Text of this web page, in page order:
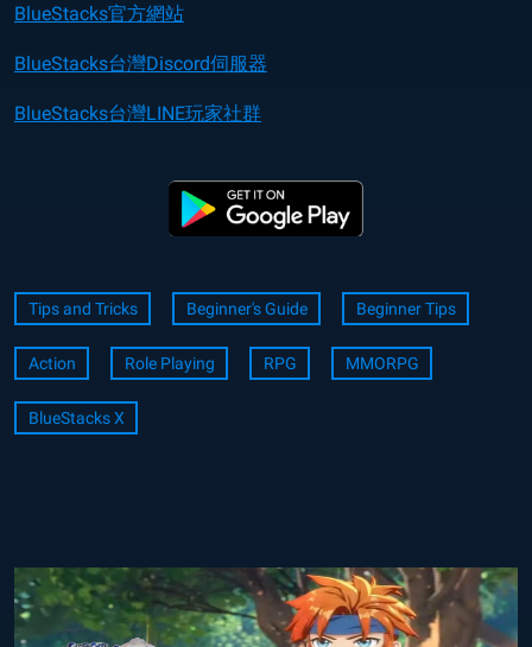
BlueStacks官方網站
BlueStacks台灣Discord伺服器
BlueStacks台灣LINE玩家社群
Tips and Tricks Beginner's Guide Beginner Tips
Action Role Playing RPG MMORPG
BlueStacks X